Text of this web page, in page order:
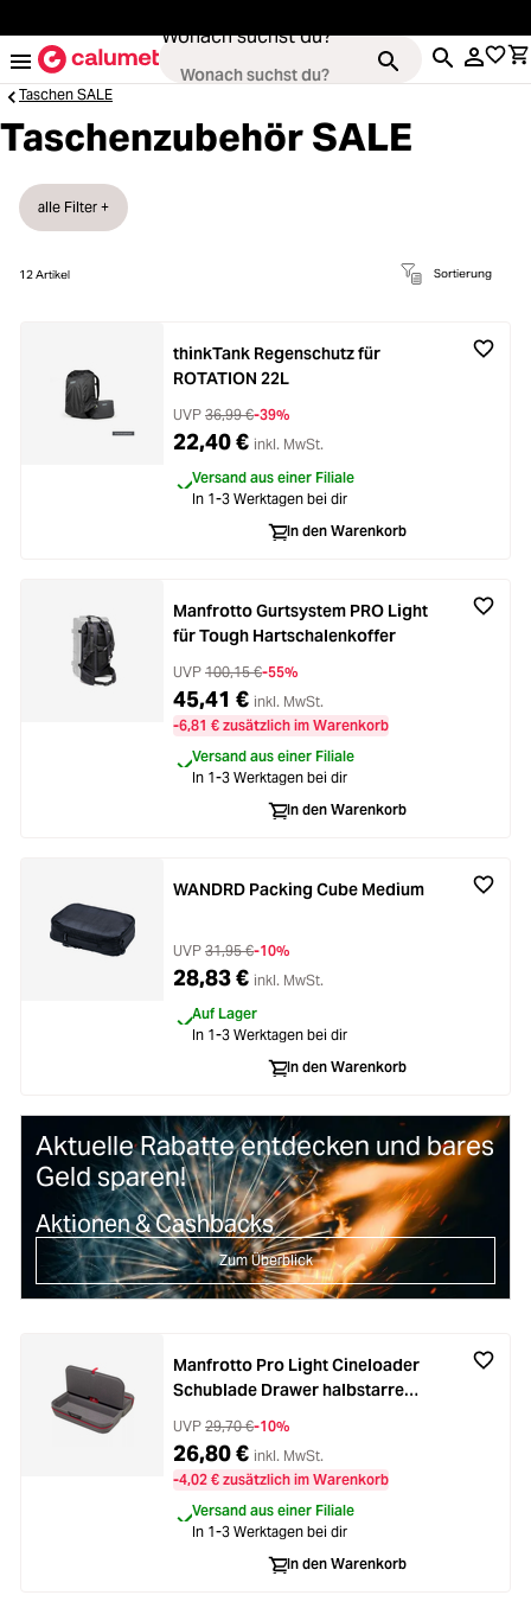
Wonach suchst du?
Kameras
Loading...
Loading... Stative & Gimbals
Licht & Studio
Bildbearbeitung
Ferngläser
Loading...
Taschen SALE
Taschenzubehör SALE
12Artikel Sortierung
alle Filter +
thinkTank Regenschutz für
ROTATION 22L
UVP 36,99 €-39%
22,40 € inkl. MwSt.
Versand aus einer Filiale
In 1-3 Werktagen bei dir
In den Warenkorb
Manfrotto Gurtsystem PRO Light
für Tough Hartschalenkoffer
UVP 100,15 €-55%
45,41 € inkl. MwSt.
-6,81 € zusätzlich im Warenkorb
Versand aus einer Filiale
In 1-3 Werktagen bei dir
In den Warenkorb
WANDRD Packing Cube Medium
UVP 31,95 €-10%
28,83 € inkl. MwSt.
Auf Lager
In 1-3 Werktagen bei dir
In den Warenkorb
Aktuelle Rabatte entdecken und bares
Geld sparen!
Aktionen & Cashbacks
Zum Überblick
Manfrotto Pro Light Cineloader
Schublade Drawer halbstarre
Organizertasche
UVP 29,70 €-10%
26,80 € inkl. MwSt.
-4,02 € zusätzlich im Warenkorb
Versand aus einer Filiale
In 1-3 Werktagen bei dir
In den Warenkorb